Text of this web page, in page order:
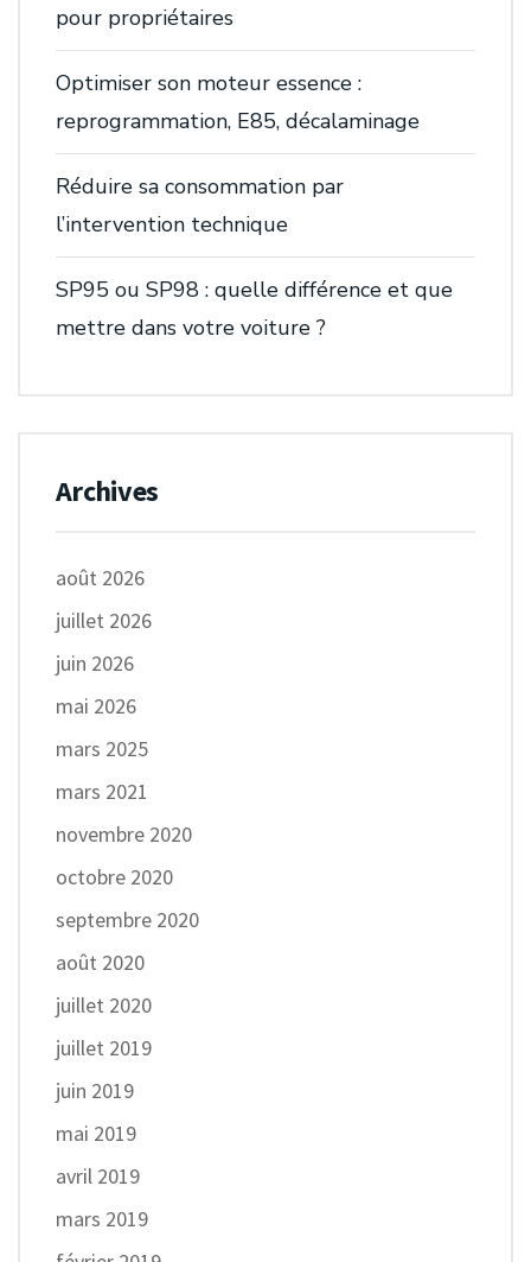
pour propriétaires
Optimiser son moteur essence :
reprogrammation, E85, décalaminage
Réduire sa consommation par
l’intervention technique
SP95 ou SP98 : quelle différence et que
mettre dans votre voiture ?
Archives
août 2026
juillet 2026
juin 2026
mai 2026
mars 2025
mars 2021
novembre 2020
octobre 2020
septembre 2020
août 2020
juillet 2020
juillet 2019
juin 2019
mai 2019
avril 2019
mars 2019